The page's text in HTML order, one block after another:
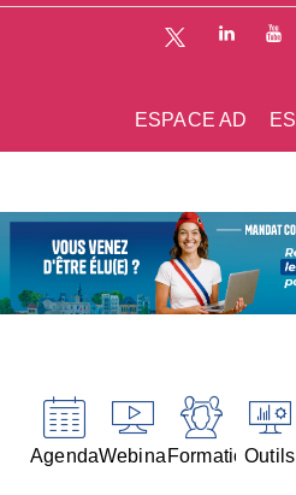
ESPACE AD
AgendaWebinairesFormationsOutils